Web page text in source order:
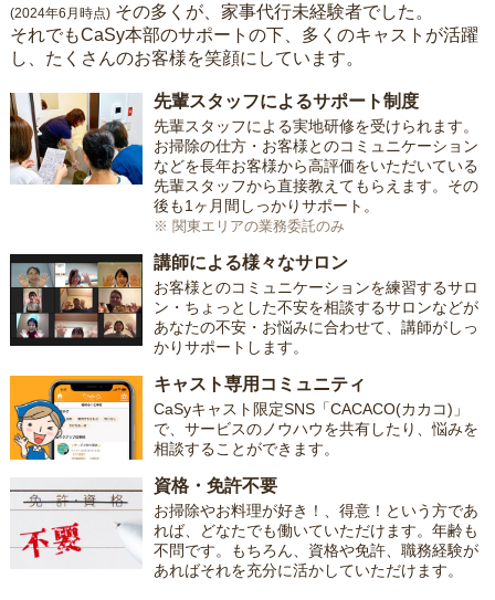
(2024年6月時点) その多くが、家事代行未経験者でした。
それでもCaSy本部のサポートの下、多くのキャストが活躍
し、たくさんのお客様を笑顔にしています。
先輩スタッフによるサポート制度
先輩スタッフによる実地研修を受けられます。
お掃除の仕方・お客様とのコミュニケーション
などを長年お客様から高評価をいただいている
先輩スタッフから直接教えてもらえます。その
後も1ヶ月間しっかりサポート。
※ 関東エリアの業務委託のみ
講師による様々なサロン
お客様とのコミュニケーションを練習するサロ
ン・ちょっとした不安を相談するサロンなどが
あなたの不安・お悩みに合わせて、講師がしっ
かりサポートします。
キャスト専用コミュニティ
CaSyキャスト限定SNS「CACACO(カカコ)」
で、サービスのノウハウを共有したり、悩みを
相談することができます。
資格・免許不要
お掃除やお料理が好き！、得意！という方であ
れば、どなたでも働いていただけます。年齢も
不問です。もちろん、資格や免許、職務経験が
あればそれを充分に活かしていただけます。